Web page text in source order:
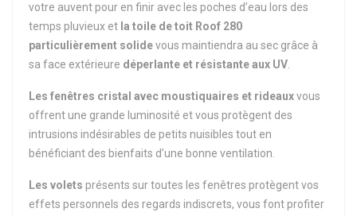
votre auvent pour en finir avec les poches d’eau lors des
temps pluvieux et la toile de toit Roof 280
particulièrement solidevous maintiendra au sec grâce à
sa face extérieure déperlante et résistante aux UV
Les fenêtres cristal avec moustiquaires et rideauxvous
offrent une grande luminosité et vous protègent des
intrusions indésirables de petits nuisibles tout en
bénéficiant des bienfaits d’une bonne ventilation.
Les volets présents sur toutes les fenêtres protègent vos
effets personnels des regards indiscrets, vous font profiter